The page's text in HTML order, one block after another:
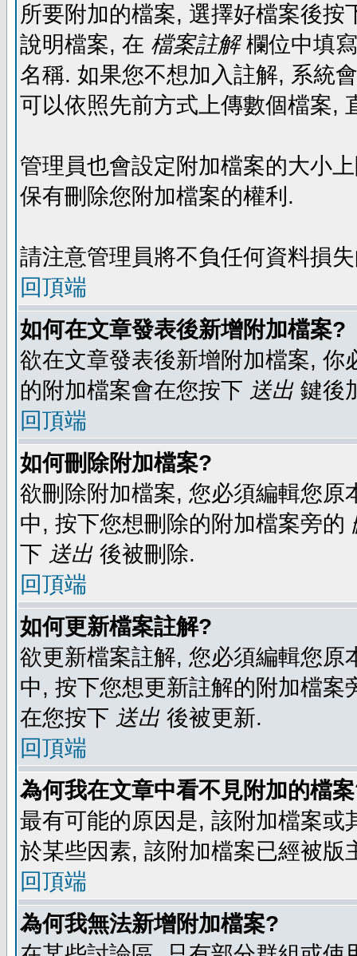
所要附加的檔案, 選擇好檔案後
說明檔案, 在 檔案註解欄位中填
名稱. 如果您不想加入註解, 系統
可以依照先前方式上傳數個檔案,
管理員也會設定附加檔案的大小
保有刪除您附加檔案的權利.
請注意管理員將不負任何資料損
回頂端
如何在文章發表後新增附加檔案?
欲在文章發表後新增附加檔案,
的附加檔案會在您按下 送出 鍵後
回頂端
如何刪除附加檔案?
欲刪除附加檔案, 您必須編輯您
中, 按下您想刪除的附加檔案旁的
下 送出 後被刪除.
回頂端
如何更新檔案註解?
欲更新檔案註解, 您必須編輯您
中, 按下您想更新註解的附加檔案
在您按下 送出 後被更新.
回頂端
為何我在文章中看不見附加的檔
最有可能的原因是, 該附加檔案
於某些因素, 該附加檔案已經被版
回頂端
為何我無法新增附加檔案?